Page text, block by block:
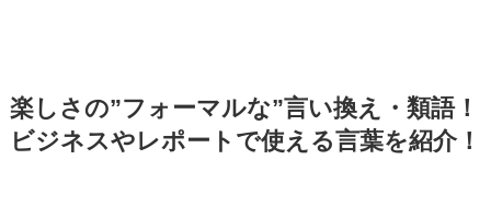
楽しさの”フォーマルな”言い換え・類語！
ビジネスやレポートで使える言葉を紹介！